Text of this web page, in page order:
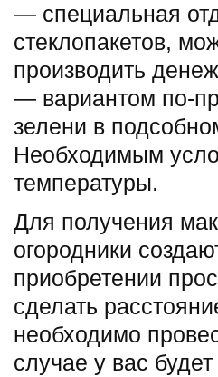
— специальная
стеклопакетов,
производить
— вариантом по-
зелени в
Необходимым
температуры.
Для получения
огородники
приобретении
сделать
необходимо
случае у вас